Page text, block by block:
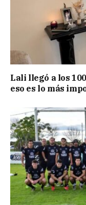
Lali llegó a los
eso es lo más